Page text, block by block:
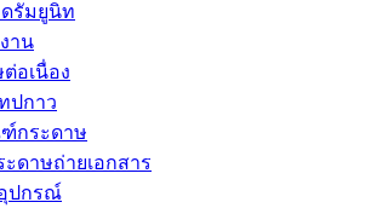
รัมยูนิท
าน
อเนื่อง
ปกาว
กระดาษ
ะดาษถ่ายเอกสาร
ปกรณ์